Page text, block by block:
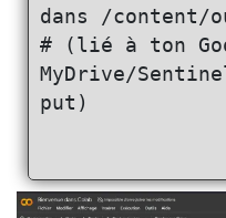
dans /content/
# (lié à ton
MyDrive/
put)